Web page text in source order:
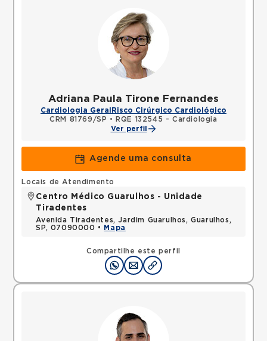
Adriana Paula Tirone Fernandes
Cardiologia Geral Risco Cirúrgico Cardiológico
CRM 81769/SP •
RQE 132545 - Cardiologia
Ver perfil
Agende uma consulta
Compartilhe este perfil
Locais de Atendimento
Centro Médico Guarulhos - Unidade
Tiradentes
Avenida Tiradentes, Jardim Guarulhos, Guarulhos,
SP, 07090000 •
Mapa